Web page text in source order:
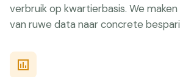
verbruik op kwartierbasis. We
van ruwe data naar concrete